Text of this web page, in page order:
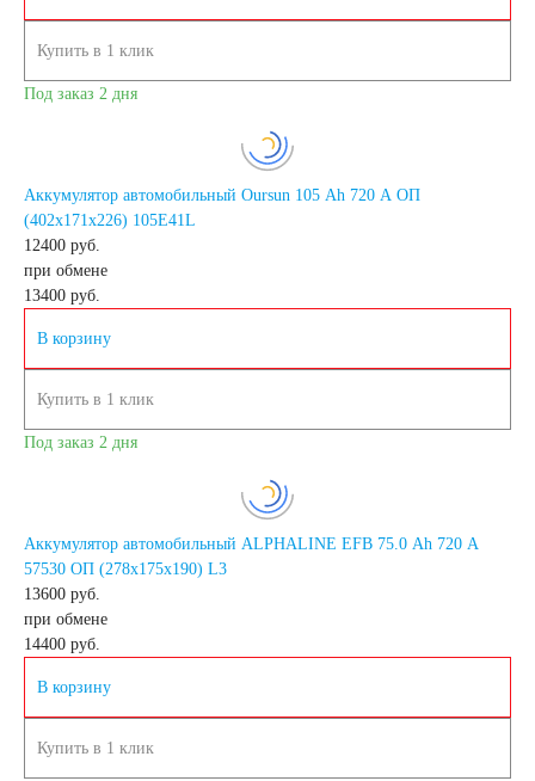
электромоторов
Аккумуляторы для
Тяговые
Купить в 1 клик
Под заказ 2 дня
Аккумулятор автомобильный Oursun 105 Ah 720 A ОП
(402х171х226) 105E41L
12400 руб.
при обмене
13400 руб.
В корзину
Купить в 1 клик
Под заказ 2 дня
Аккумулятор автомобильный ALPHALINE EFB 75.0 Ah 720 A
57530 ОП (278х175х190) L3
13600 руб.
при обмене
14400 руб.
В корзину
Купить в 1 клик